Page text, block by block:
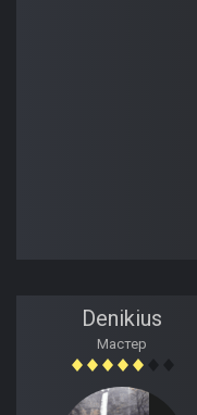
Denikius
Мастер